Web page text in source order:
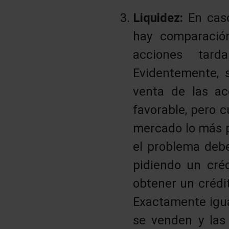
Liquidez: En
hay
acciones
venta de las
favorable, pero
mercado lo más
el problema
pidiendo un
obtener un
Exactamente
se venden y